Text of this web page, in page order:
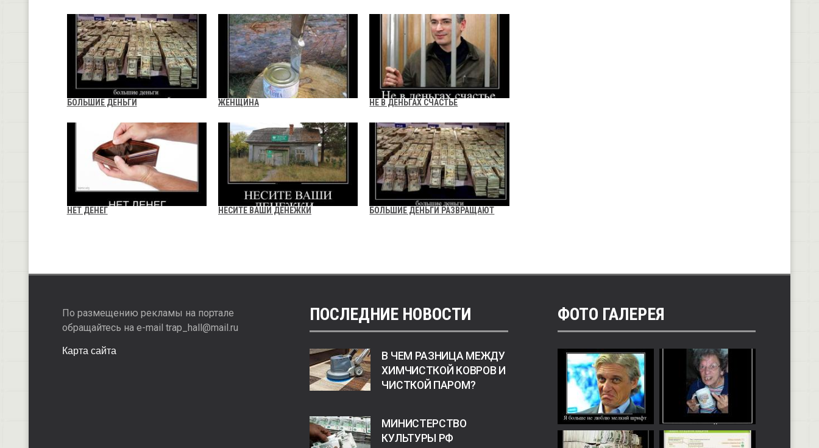
БОЛЬШИЕ ДЕНЬГИ ЖЕНЩИНА НЕ В ДЕНЬГАХ СЧАСТЬЕ
НЕТ ДЕНЕГ НЕСИТЕ ВАШИ ДЕНЕЖКИ БОЛЬШИЕ ДЕНЬГИ РАЗВРАЩАЮТ
По размещению рекламы на портале
обращайтесь на e-mail trap_hall@mail.ru
Карта сайта
ПОСЛЕДНИЕ НОВОСТИ
В ЧЕМ РАЗНИЦА МЕЖДУ
ХИМЧИСТКОЙ КОВРОВ И
ЧИСТКОЙ ПАРОМ?
МИНИСТЕРСТВО
КУЛЬТУРЫ РФ
ФОТО ГАЛЕРЕЯ